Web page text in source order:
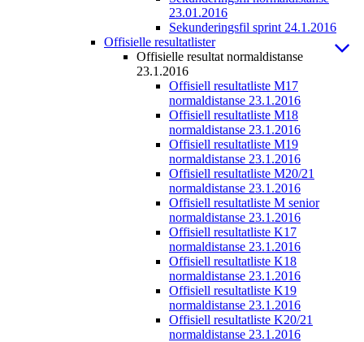
23.01.2016
Sekunderingsfil sprint 24.1.2016
Offisielle resultatlister
Offisielle resultat normaldistanse
23.1.2016
Offisiell resultatliste M17
normaldistanse 23.1.2016
Offisiell resultatliste M18
normaldistanse 23.1.2016
Offisiell resultatliste M19
normaldistanse 23.1.2016
Offisiell resultatliste M20/21
normaldistanse 23.1.2016
Offisiell resultatliste M senior
normaldistanse 23.1.2016
Offisiell resultatliste K17
normaldistanse 23.1.2016
Offisiell resultatliste K18
normaldistanse 23.1.2016
Offisiell resultatliste K19
normaldistanse 23.1.2016
Offisiell resultatliste K20/21
normaldistanse 23.1.2016